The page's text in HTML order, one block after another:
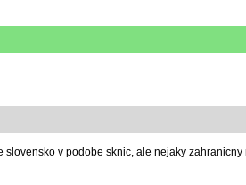
slovensko v podobe sknic, ale nejaky zahranicny